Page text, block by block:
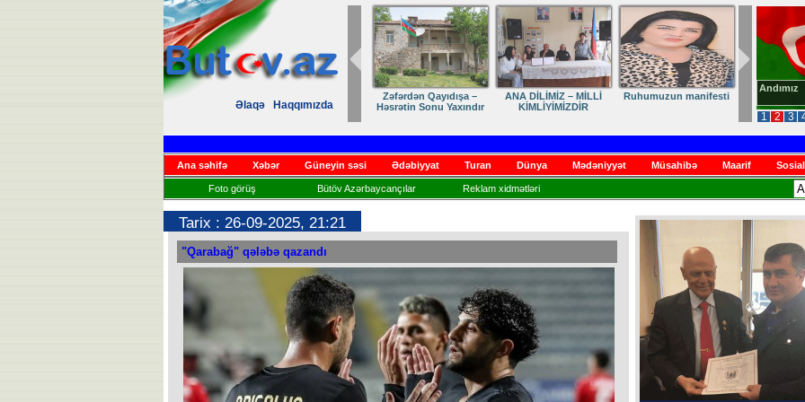
Əlaqə
Haqqımızda
1 2 3
Andımız
Zəfərdən Qayıdışa –
Həsrətin Sonu Yaxındır
ANA DİLİMİZ – MİLLİ
KİMLİYİMİZDİR
Ruhumuzun manifesti
Ana səhifə Xəbər Güneyin səsi Ədəbiyyat Turan Dünya Mədəniyyət Müsahibə Maarif
Foto görüş Bütöv Azərbaycançılar Reklam xidmətləri
Tarix : 26-09-2025, 21:21
"Qarabağ" qələbə qazandı